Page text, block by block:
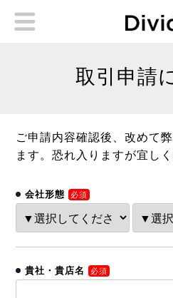
取引申請
ご申請内容確認後、改めて
ます。恐れ入りますが宜し
会社形態 必須
貴社・貴店名 必須